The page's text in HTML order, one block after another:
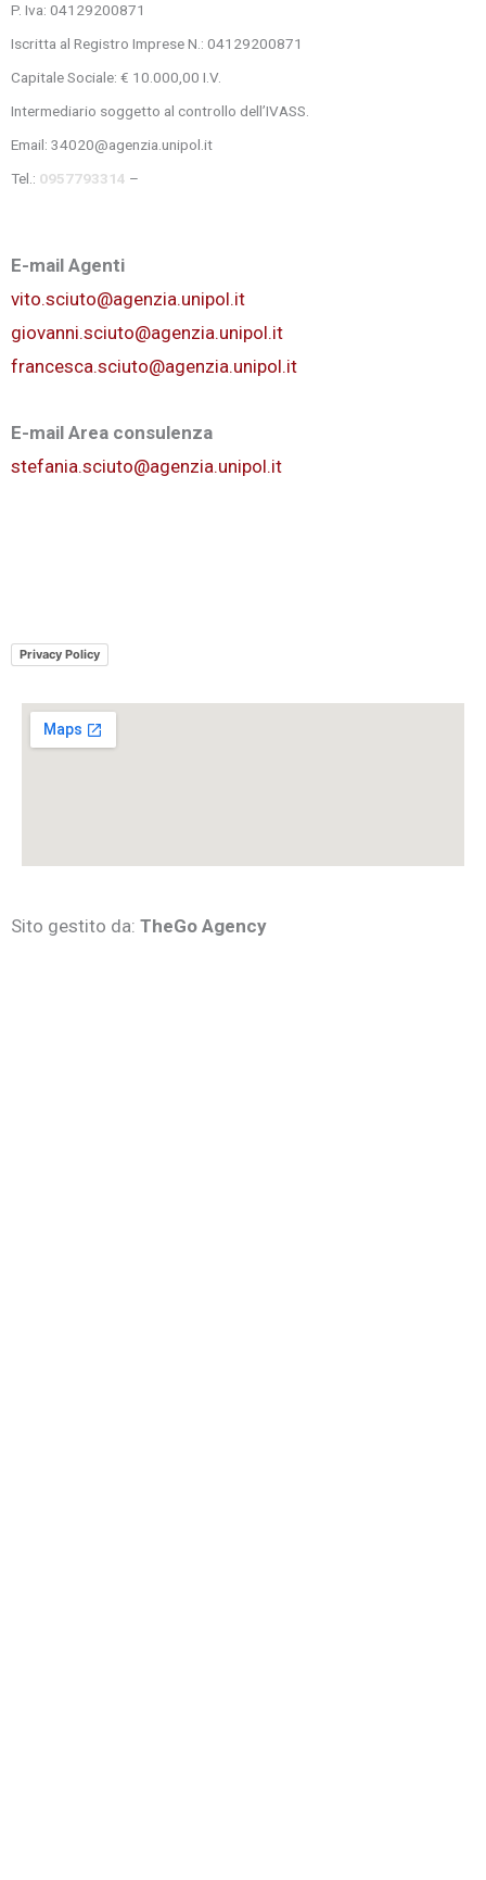
P. Iva: 04129200871
Iscritta al Registro Imprese N.: 04129200871
Capitale Sociale: € 10.000,00 I.V.
Intermediario soggetto al controllo dell’IVASS.
Email: 34020@agenzia.unipol.it
Tel.: 0957793314 –
E-mail Agenti
vito.sciuto@agenzia.unipol.it
giovanni.sciuto@agenzia.unipol.it
francesca.sciuto@agenzia.unipol.it
E-mail Area consulenza
stefania.sciuto@agenzia.unipol.it
Privacy Policy
Sito gestito da: TheGo Agency